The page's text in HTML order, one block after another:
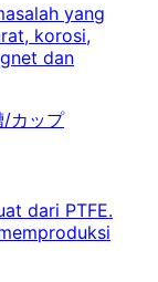
yang
korosi,
dan
/カップ
dari PTFE.